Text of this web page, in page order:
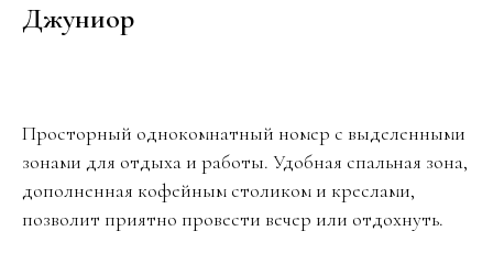
Джуниор
Просторный однокомнатный номер с выделенными
зонами для отдыха и работы. Удобная спальная зона,
дополненная кофейным столиком и креслами,
позволит приятно провести вечер или отдохнуть.